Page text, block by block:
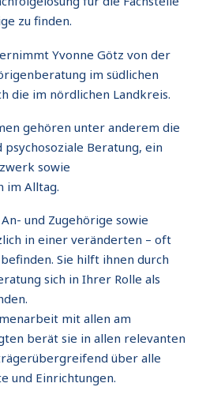
zu finden.
Yvonne Götz von der
im südlichen
die im nördlichen Landkreis.
gehören unter anderem die
Beratung, ein
sowie
im Alltag.
und Zugehörige sowie
in einer veränderten – oft
Sie hilft ihnen durch
sich in Ihrer Rolle als
mit allen am
berät sie in allen relevanten
über alle
und Einrichtungen.